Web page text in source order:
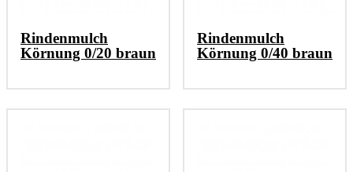
Rindenmulch
Körnung 0/20 braun
Rindenmulch
Körnung 0/40 braun